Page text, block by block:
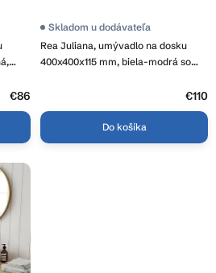
€86
Rea Juliana, umývadlo na dosku
400x400x115 mm, biela-modrá so
Skladom u dodávateľa
€110
Do košíka